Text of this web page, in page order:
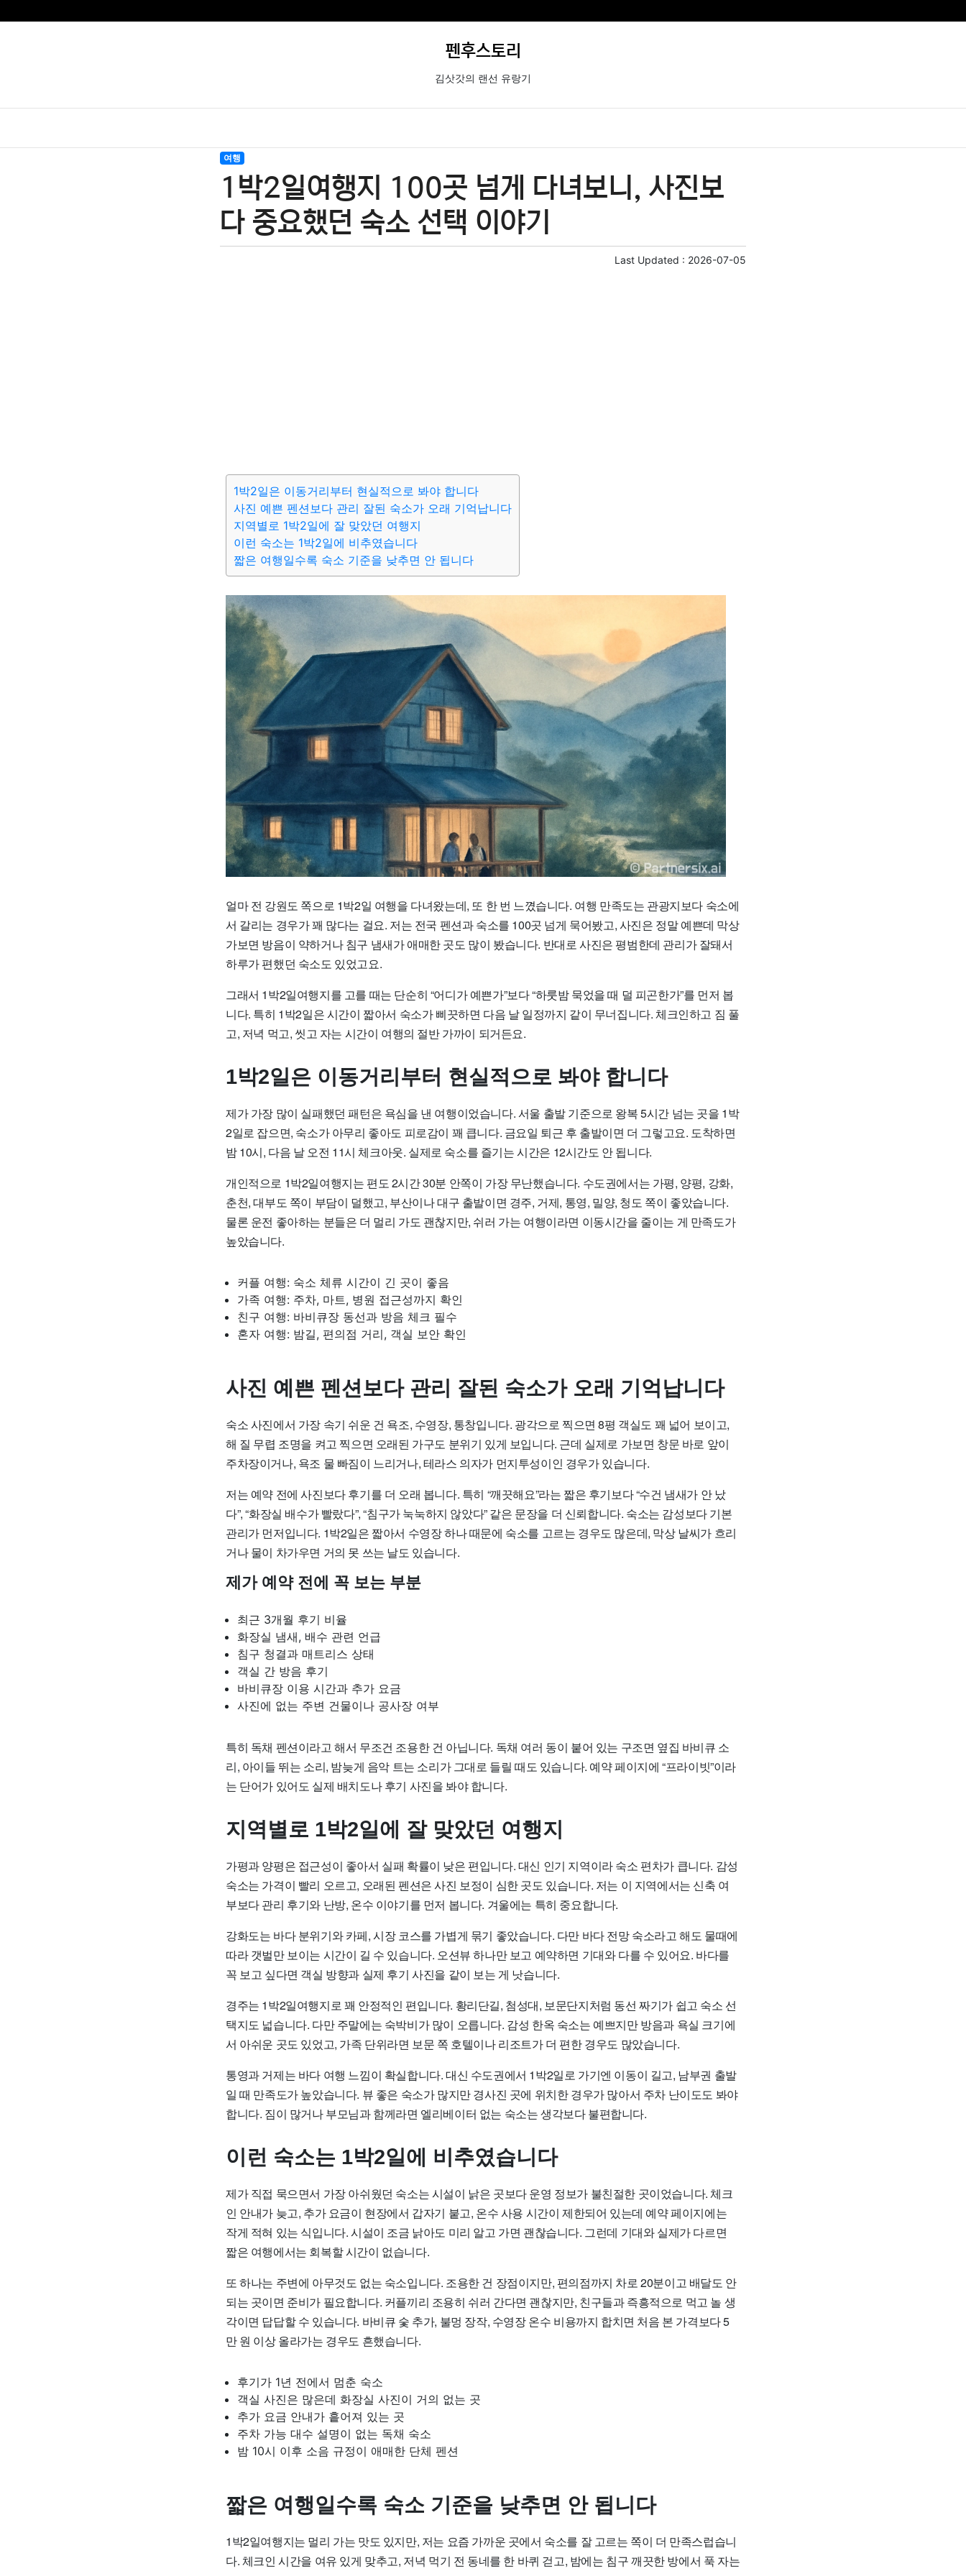
펜후스토리
김삿갓의 랜선 유랑기
여행
1박2일여행지 100곳 넘게 다녀보니, 사진보
다 중요했던 숙소 선택 이야기
Last Updated : 2026-07-05
1박2일은 이동거리부터 현실적으로 봐야 합니다
사진 예쁜 펜션보다 관리 잘된 숙소가 오래 기억납니다
지역별로 1박2일에 잘 맞았던 여행지
이런 숙소는 1박2일에 비추였습니다
짧은 여행일수록 숙소 기준을 낮추면 안 됩니다
얼마 전 강원도 쪽으로 1박2일 여행을 다녀왔는데, 또 한 번 느꼈습니다. 여행 만족도는 관광지보다 숙소에
서 갈리는 경우가 꽤 많다는 걸요. 저는 전국 펜션과 숙소를 100곳 넘게 묵어봤고, 사진은 정말 예쁜데 막상
가보면 방음이 약하거나 침구 냄새가 애매한 곳도 많이 봤습니다. 반대로 사진은 평범한데 관리가 잘돼서
하루가 편했던 숙소도 있었고요.
그래서 1박2일여행지를 고를 때는 단순히 “어디가 예쁜가”보다 “하룻밤 묵었을 때 덜 피곤한가”를 먼저 봅
니다. 특히 1박2일은 시간이 짧아서 숙소가 삐끗하면 다음 날 일정까지 같이 무너집니다. 체크인하고 짐 풀
고, 저녁 먹고, 씻고 자는 시간이 여행의 절반 가까이 되거든요.
1박2일은 이동거리부터 현실적으로 봐야 합니다
제가 가장 많이 실패했던 패턴은 욕심을 낸 여행이었습니다. 서울 출발 기준으로 왕복 5시간 넘는 곳을 1박
2일로 잡으면, 숙소가 아무리 좋아도 피로감이 꽤 큽니다. 금요일 퇴근 후 출발이면 더 그렇고요. 도착하면
밤 10시, 다음 날 오전 11시 체크아웃. 실제로 숙소를 즐기는 시간은 12시간도 안 됩니다.
개인적으로 1박2일여행지는 편도 2시간 30분 안쪽이 가장 무난했습니다. 수도권에서는 가평, 양평, 강화,
춘천, 대부도 쪽이 부담이 덜했고, 부산이나 대구 출발이면 경주, 거제, 통영, 밀양, 청도 쪽이 좋았습니다.
물론 운전 좋아하는 분들은 더 멀리 가도 괜찮지만, 쉬러 가는 여행이라면 이동시간을 줄이는 게 만족도가
높았습니다.
커플 여행: 숙소 체류 시간이 긴 곳이 좋음
가족 여행: 주차, 마트, 병원 접근성까지 확인
친구 여행: 바비큐장 동선과 방음 체크 필수
혼자 여행: 밤길, 편의점 거리, 객실 보안 확인
사진 예쁜 펜션보다 관리 잘된 숙소가 오래 기억납니다
숙소 사진에서 가장 속기 쉬운 건 욕조, 수영장, 통창입니다. 광각으로 찍으면 8평 객실도 꽤 넓어 보이고,
해 질 무렵 조명을 켜고 찍으면 오래된 가구도 분위기 있게 보입니다. 근데 실제로 가보면 창문 바로 앞이
주차장이거나, 욕조 물 빠짐이 느리거나, 테라스 의자가 먼지투성이인 경우가 있습니다.
저는 예약 전에 사진보다 후기를 더 오래 봅니다. 특히 “깨끗해요”라는 짧은 후기보다 “수건 냄새가 안 났
다”, “화장실 배수가 빨랐다”, “침구가 눅눅하지 않았다” 같은 문장을 더 신뢰합니다. 숙소는 감성보다 기본
관리가 먼저입니다. 1박2일은 짧아서 수영장 하나 때문에 숙소를 고르는 경우도 많은데, 막상 날씨가 흐리
거나 물이 차가우면 거의 못 쓰는 날도 있습니다.
제가 예약 전에 꼭 보는 부분
최근 3개월 후기 비율
화장실 냄새, 배수 관련 언급
침구 청결과 매트리스 상태
객실 간 방음 후기
바비큐장 이용 시간과 추가 요금
사진에 없는 주변 건물이나 공사장 여부
특히 독채 펜션이라고 해서 무조건 조용한 건 아닙니다. 독채 여러 동이 붙어 있는 구조면 옆집 바비큐 소
리, 아이들 뛰는 소리, 밤늦게 음악 트는 소리가 그대로 들릴 때도 있습니다. 예약 페이지에 “프라이빗”이라
는 단어가 있어도 실제 배치도나 후기 사진을 봐야 합니다.
지역별로 1박2일에 잘 맞았던 여행지
가평과 양평은 접근성이 좋아서 실패 확률이 낮은 편입니다. 대신 인기 지역이라 숙소 편차가 큽니다. 감성
숙소는 가격이 빨리 오르고, 오래된 펜션은 사진 보정이 심한 곳도 있습니다. 저는 이 지역에서는 신축 여
부보다 관리 후기와 난방, 온수 이야기를 먼저 봅니다. 겨울에는 특히 중요합니다.
강화도는 바다 분위기와 카페, 시장 코스를 가볍게 묶기 좋았습니다. 다만 바다 전망 숙소라고 해도 물때에
따라 갯벌만 보이는 시간이 길 수 있습니다. 오션뷰 하나만 보고 예약하면 기대와 다를 수 있어요. 바다를
꼭 보고 싶다면 객실 방향과 실제 후기 사진을 같이 보는 게 낫습니다.
경주는 1박2일여행지로 꽤 안정적인 편입니다. 황리단길, 첨성대, 보문단지처럼 동선 짜기가 쉽고 숙소 선
택지도 넓습니다. 다만 주말에는 숙박비가 많이 오릅니다. 감성 한옥 숙소는 예쁘지만 방음과 욕실 크기에
서 아쉬운 곳도 있었고, 가족 단위라면 보문 쪽 호텔이나 리조트가 더 편한 경우도 많았습니다.
통영과 거제는 바다 여행 느낌이 확실합니다. 대신 수도권에서 1박2일로 가기엔 이동이 길고, 남부권 출발
일 때 만족도가 높았습니다. 뷰 좋은 숙소가 많지만 경사진 곳에 위치한 경우가 많아서 주차 난이도도 봐야
합니다. 짐이 많거나 부모님과 함께라면 엘리베이터 없는 숙소는 생각보다 불편합니다.
이런 숙소는 1박2일에 비추였습니다
제가 직접 묵으면서 가장 아쉬웠던 숙소는 시설이 낡은 곳보다 운영 정보가 불친절한 곳이었습니다. 체크
인 안내가 늦고, 추가 요금이 현장에서 갑자기 붙고, 온수 사용 시간이 제한되어 있는데 예약 페이지에는
작게 적혀 있는 식입니다. 시설이 조금 낡아도 미리 알고 가면 괜찮습니다. 그런데 기대와 실제가 다르면
짧은 여행에서는 회복할 시간이 없습니다.
또 하나는 주변에 아무것도 없는 숙소입니다. 조용한 건 장점이지만, 편의점까지 차로 20분이고 배달도 안
되는 곳이면 준비가 필요합니다. 커플끼리 조용히 쉬러 간다면 괜찮지만, 친구들과 즉흥적으로 먹고 놀 생
각이면 답답할 수 있습니다. 바비큐 숯 추가, 불멍 장작, 수영장 온수 비용까지 합치면 처음 본 가격보다 5
만 원 이상 올라가는 경우도 흔했습니다.
후기가 1년 전에서 멈춘 숙소
객실 사진은 많은데 화장실 사진이 거의 없는 곳
추가 요금 안내가 흩어져 있는 곳
주차 가능 대수 설명이 없는 독채 숙소
밤 10시 이후 소음 규정이 애매한 단체 펜션
짧은 여행일수록 숙소 기준을 낮추면 안 됩니다
1박2일여행지는 멀리 가는 맛도 있지만, 저는 요즘 가까운 곳에서 숙소를 잘 고르는 쪽이 더 만족스럽습니
다. 체크인 시간을 여유 있게 맞추고, 저녁 먹기 전 동네를 한 바퀴 걷고, 밤에는 침구 깨끗한 방에서 푹 자는